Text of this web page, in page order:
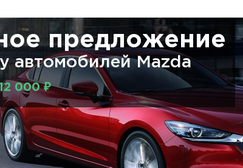
предложение
автомобилейMazda
000 ₽